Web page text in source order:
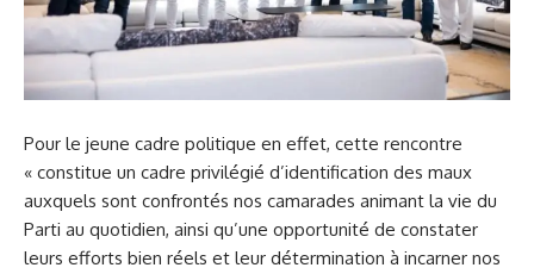
Pour le jeune cadre politique en effet, cette rencontre
« constitue un cadre privilégié d’identification des maux
auxquels sont confrontés nos camarades animant la vie du
Parti au quotidien, ainsi qu’une opportunité de constater
leurs efforts bien réels et leur détermination à incarner nos